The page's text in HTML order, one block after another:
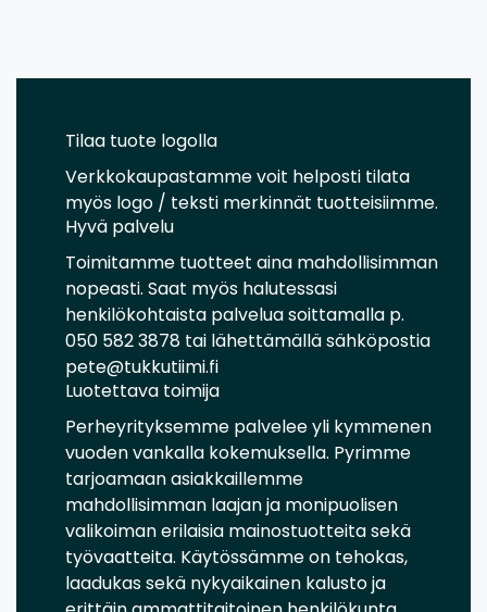
Tilaa tuote logolla
Verkkokaupastamme voit helposti tilata
myös logo / teksti merkinnät tuotteisiimme.
Hyvä palvelu
Toimitamme tuotteet aina mahdollisimman
nopeasti. Saat myös halutessasi
henkilökohtaista palvelua soittamalla p.
050 582 3878 tai lähettämällä sähköpostia
pete@tukkutiimi.fi
Luotettava toimija
Perheyrityksemme palvelee yli kymmenen
vuoden vankalla kokemuksella. Pyrimme
tarjoamaan asiakkaillemme
mahdollisimman laajan ja monipuolisen
valikoiman erilaisia mainostuotteita sekä
työvaatteita. Käytössämme on tehokas,
laadukas sekä nykyaikainen kalusto ja